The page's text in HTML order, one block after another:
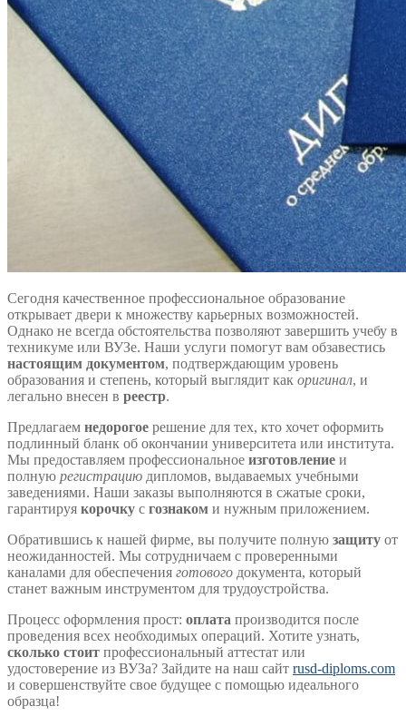
Сегодня качественное профессиональное образование
открывает двери к множеству карьерных возможностей.
Однако не всегда обстоятельства позволяют завершить учебу в
техникуме или ВУЗе. Наши услуги помогут вам обзавестись
настоящим документом, подтверждающим уровень
образования и степень, который выглядит как оригинал, и
легально внесен в реестр.
Предлагаем недорогое решение для тех, кто хочет оформить
подлинный бланк об окончании университета или института.
Мы предоставляем профессиональное изготовление и
полную регистрацию дипломов, выдаваемых учебными
заведениями. Наши заказы выполняются в сжатые сроки,
гарантируя корочку с гознаком и нужным приложением.
Обратившись к нашей фирме, вы получите полную защиту от
неожиданностей. Мы сотрудничаем с проверенными
каналами для обеспечения готового документа, который
станет важным инструментом для трудоустройства.
Процесс оформления прост: оплата производится после
проведения всех необходимых операций. Хотите узнать,
сколько стоит профессиональный аттестат или
удостоверение из ВУЗа? Зайдите на наш сайт rusd-diploms.com
и совершенствуйте свое будущее с помощью идеального
образца!